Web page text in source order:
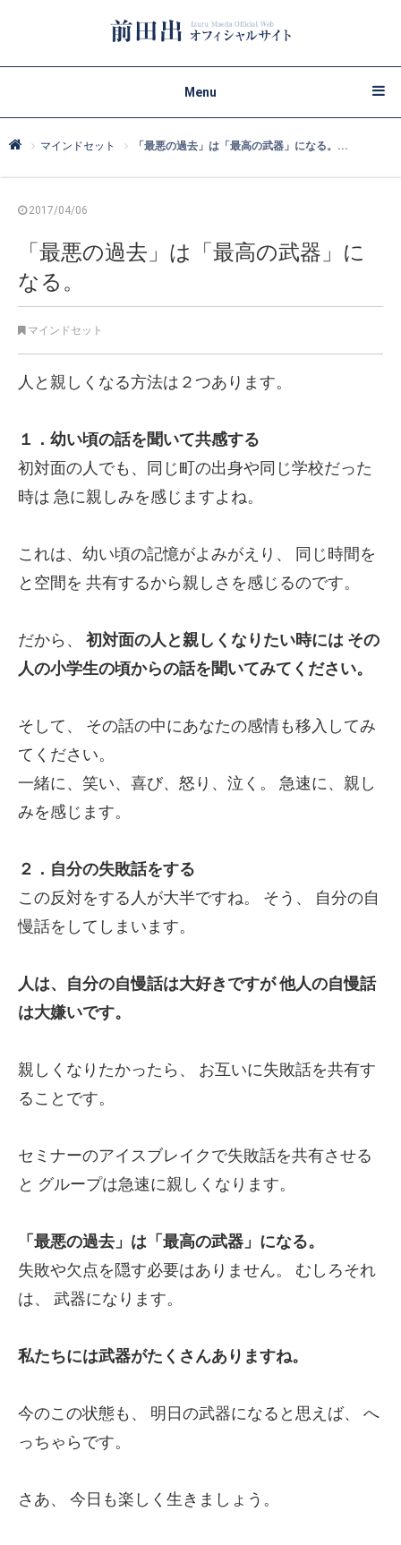
Menu
マインドセット 「最悪の過去」は「最高の武器」になる。...
2017/04/06
「最悪の過去」は「最高の武器」に
なる。
マインドセット
人と親しくなる方法は２つあります。
１．幼い頃の話を聞いて共感する
初対面の人でも、同じ町の出身や同じ学校だった
時は 急に親しみを感じますよね。
これは、幼い頃の記憶がよみがえり、
同じ時間を
と空間を 共有するから親しさを感じるのです。
だから、 初対面の人と親しくなりたい時には その
人の小学生の頃からの話を聞いてみてください。
そして、
その話の中にあなたの感情も移入してみ
てください。
一緒に、笑い、喜び、怒り、泣く。
急速に、親し
みを感じます。
２．自分の失敗話をする
この反対をする人が大半ですね。
そう、
自分の自
慢話をしてしまいます。
人は、自分の自慢話は大好きですが他人の自慢話
は大嫌いです。
親しくなりたかったら、
お互いに失敗話を共有す
ることです。
セミナーのアイスブレイクで失敗話を共有させる
と グループは急速に親しくなります。
「最悪の過去」は「最高の武器」になる。
失敗や欠点を隠す必要はありません。
むしろそれ
は、
武器になります。
私たちには武器がたくさんありますね。
今のこの状態も、 明日の武器になると思えば、
へ
っちゃらです。
さあ、 今日も楽しく生きましょう。